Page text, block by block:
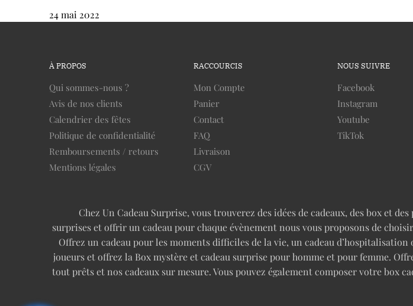
24 mai 2022
À PROPOS
Qui sommes-nous ?
Avis de nos clients
Calendrier des fêtes
Politique de confidentialité
Remboursements / retours
Mentions légales
RACCOURCIS
Mon Compte
Panier
Contact
FAQ
Livraison
CGV
NOUS SUIVRE
Facebook
Instagram
Youtube
TikTok
Chez Un Cadeau Surprise, vous trouverez des idées de cadeaux, des box et
surprises et offrir un cadeau pour chaque évènement nous vous proposons de
Offrez un cadeau pour les moments difficiles de la vie, un cadeau
joueurs et offrez la Box mystère et cadeau surprise pour homme et pour femme.
tout prêts et nos cadeaux sur mesure. Vous pouvez également composer votre box